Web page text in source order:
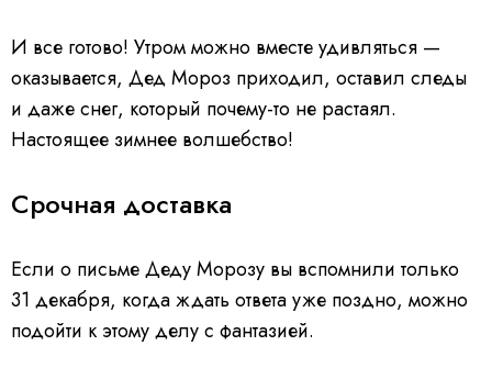
И все готово! Утром можно вместе удивляться —
оказывается, Дед Мороз приходил, оставил следы
и даже снег, который почему-то не растаял.
Настоящее зимнее волшебство!
Срочная доставка
Если о письме Деду Морозу вы вспомнили только
31 декабря, когда ждать ответа уже поздно, можно
подойти к этому делу с фантазией.